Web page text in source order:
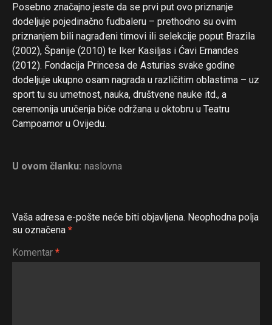
Posebno značajno jeste da se prvi put ovo priznanje
dodeljuje pojedinačno fudbaleru – prethodno su ovim
priznanjem bili nagrađeni timovi ili selekcije poput Brazila
(2002), Španije (2010) te Iker Kasiljas i Ćavi Ernandes
(2012). Fondacija Princesa de Asturias svake godine
dodeljuje ukupno osam nagrada u različitim oblastima – uz
sport tu su umetnost, nauka, društvene nauke itd., a
ceremonija uručenja biće održana u oktobru u Teatru
Campoamor u Ovijedu.
U ovom članku: naslovna
Vaša adresa e-pošte neće biti objavljena. Neophodna polja
su označena *
Komentar *